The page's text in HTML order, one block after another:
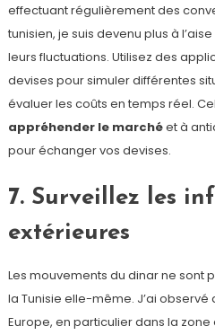
effectuant régulièrement des
tunisien, je suis devenu plus à
leurs fluctuations. Utilisez des
devises pour simuler différentes
évaluer les coûts en temps réel.
appréhender le marchéet à
pour échanger vos devises.
7. Surveillez les
extérieures
Les mouvements du dinar ne sont
la Tunisie elle-même. J’ai
Europe, en particulier dans la